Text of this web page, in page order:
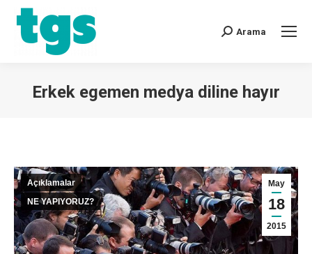
Arama
Erkek egemen medya diline hayır
May
18
2015
Açıklamalar
NE YAPIYORUZ?